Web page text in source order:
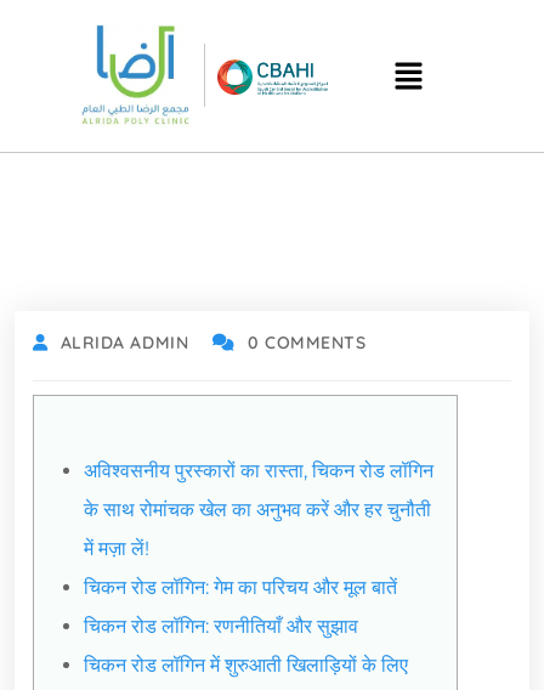
ALRIDA ADMIN 0 COMMENTS
अविश्वसनीय पुरस्कारों का रास्ता, चिकन रोड लॉगिन
के साथ रोमांचक खेल का अनुभव करें और हर चुनौती
में मज़ा लें!
चिकन रोड लॉगिन: गेम का परिचय और मूल बातें
चिकन रोड लॉगिन: रणनीतियाँ और सुझाव
चिकन रोड लॉगिन में शुरुआती खिलाड़ियों के लिए